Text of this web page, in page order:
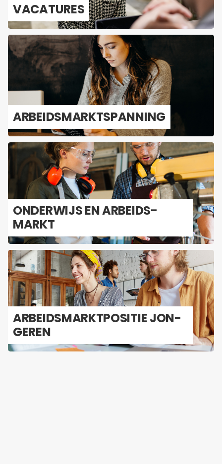
VA­CA­TU­RES
AR­BEIDS­MARKT­SPAN­NING
ON­DER­WIJS EN AR­BEIDS­
MARKT
AR­BEIDS­MARKT­PO­SI­TIE JON­
GE­REN